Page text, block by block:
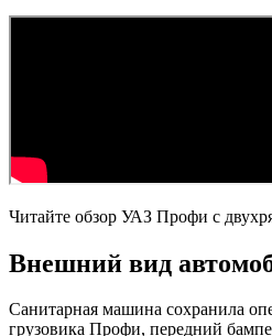
Читайте обзор УАЗ Профи с
Внешний вид
Санитарная машина сохранила
грузовика Профи, передний